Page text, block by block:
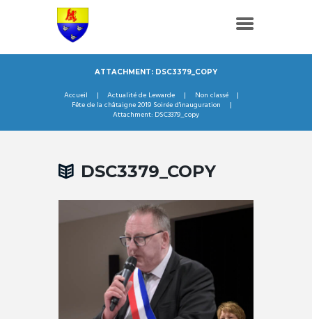
ATTACHMENT: DSC3379_COPY
Accueil Actualité de Lewarde
Non classé
Fête de la châtaigne 2019 Soirée d'inauguration
Attachment: DSC3379_copy
DSC3379_COPY